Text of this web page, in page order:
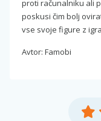
proti računalniku ali
poskusi čim bolj
vse svoje figure z
Avtor: Famobi